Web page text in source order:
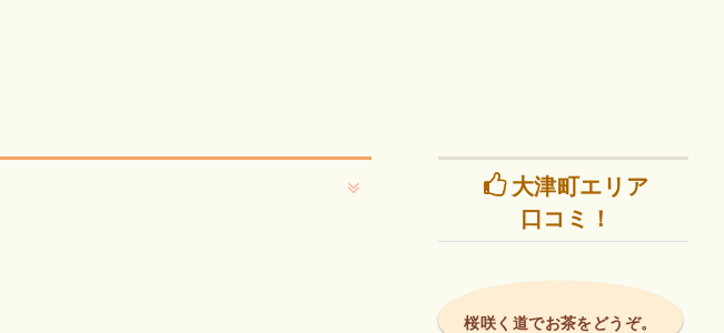
大津町エリア
口コミ！
桜咲く道でお茶をどうぞ。